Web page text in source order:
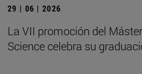
29 | 06 | 2026
La VII promoción del
Science celebra su